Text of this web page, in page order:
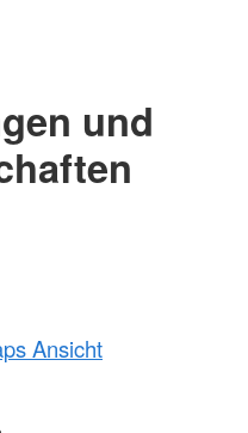
und
Ansicht